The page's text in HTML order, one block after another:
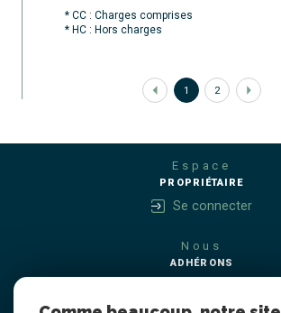
* CC : Charges comprises
* HC : Hors charges
1 2
Espace
PROPRIÉTAIRE
Se connecter
Nous
ADHÉRONS